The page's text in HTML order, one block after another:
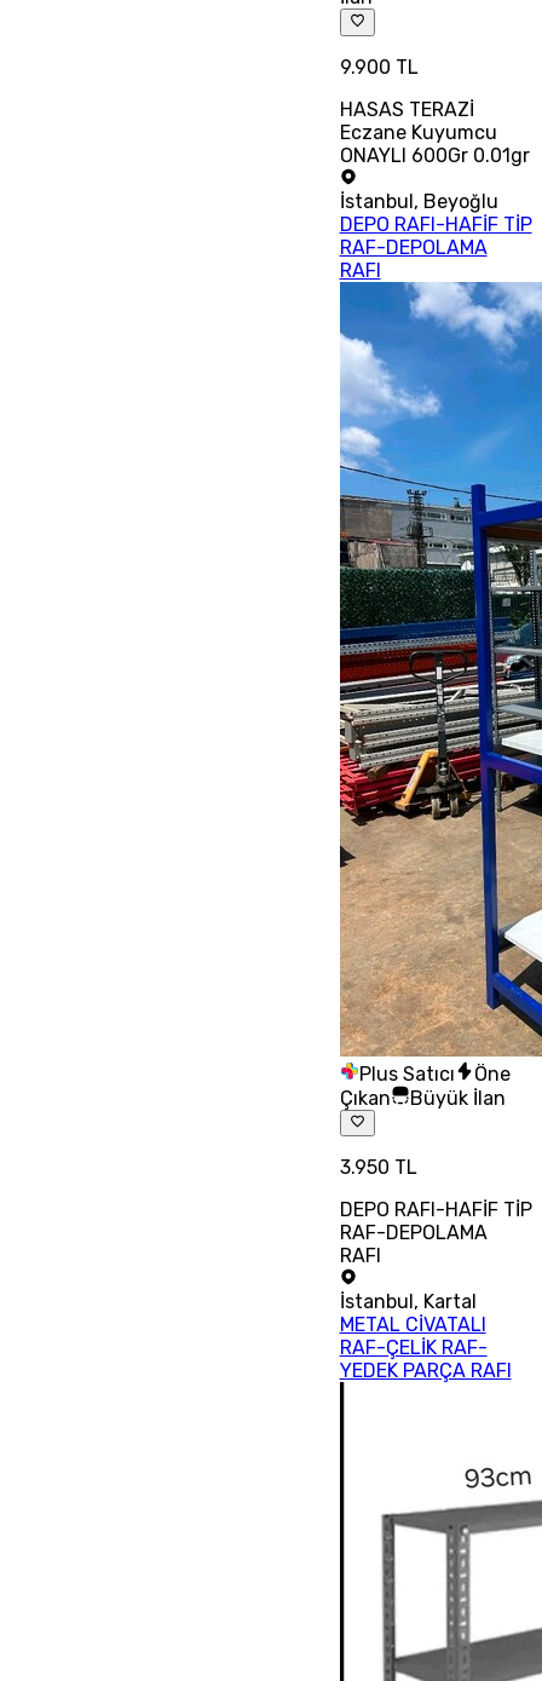
9.900 TL
HASAS TERAZİ
Eczane Kuyumcu
ONAYLI 600Gr 0.01gr
İstanbul, Beyoğlu
DEPO RAFI-HAFİF TİP
RAF-DEPOLAMA
RAFI
Plus Satıcı
Öne
Çıkan
Büyük İlan
3.950 TL
DEPO RAFI-HAFİF TİP
RAF-DEPOLAMA
RAFI
İstanbul, Kartal
METAL CİVATALI
RAF-ÇELİK RAF-
YEDEK PARÇA RAFI